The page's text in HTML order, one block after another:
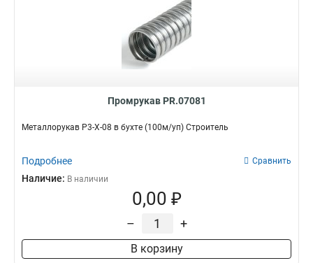
Промрукав PR.07081
Металлорукав Р3-Х-08 в бухте (100м/уп) Строитель
Подробнее Сравнить
Наличие: В наличии
0,00 ₽
– +
В корзину